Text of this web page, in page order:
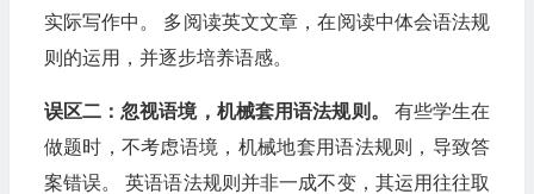
实际写作中。 多阅读英文文章，在阅读中体会语法规
则的运用，并逐步培养语感。
误区二：忽视语境，机械套用语法规则。
有些学生在
做题时，不考虑语境，机械地套用语法规则，导致答
案错误。 英语语法规则并非一成不变，其运用往往取